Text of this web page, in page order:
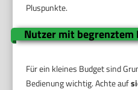
Pluspunkte.
Nutzer mit begrenztem
Für ein kleines Budget sind
Bedienung wichtig. Achte auf